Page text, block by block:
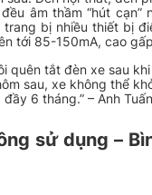
âm thầm “hút cạn”
trang bị nhiều thiết bị
tới 85-150mA, cao
quên tắt đèn xe sau
sau, xe không thể
6 tháng.” – Anh
sử dụng –